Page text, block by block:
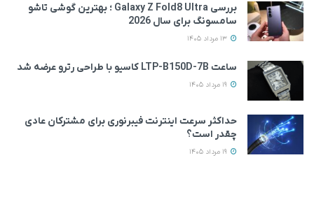
بررسی Galaxy Z Fold8 Ultra ؛ بهترین گوشی تاشو
سامسونگ برای سال 2026
ساعت LTP-B150D-7B کاسیو با طراحی رترو عرضه شد
حداکثر سرعت اینترنت فیبرنوری برای مشترکان عادی
چقدر است؟